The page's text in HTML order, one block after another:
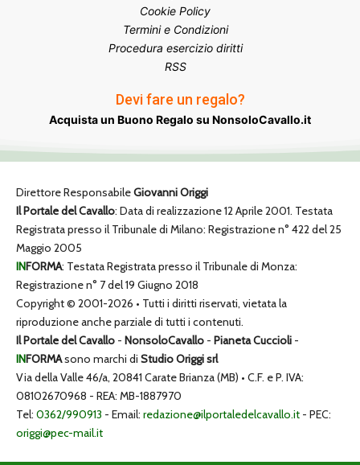
Cookie Policy
Termini e Condizioni
Procedura esercizio diritti
RSS
Devi fare un regalo?
Acquista un Buono Regalo su NonsoloCavallo.it
Direttore ResponsabileGiovanni Origgi
Il Portale del Cavallo: Data di realizzazione 12 Aprile 2001. Testata
Registrata presso il Tribunale di Milano: Registrazione n° 422 del 25
Maggio 2005
INFORMA: Testata Registrata presso il Tribunale di Monza:
Registrazione n° 7 del 19 Giugno 2018
Copyright © 2001-2026 • Tutti i diritti riservati, vietata la
riproduzione anche parziale di tutti i contenuti.
Il Portale del Cavallo - NonsoloCavallo - Pianeta Cuccioli -
INFORMAsono marchi di Studio Origgi srl
Via della Valle 46/a, 20841 Carate Brianza (MB) • C.F. e P. IVA:
08102670968 - REA: MB-1887970
Tel: 0362/990913 - Email: redazione@ilportaledelcavallo.it - PEC:
origgi@pec-mail.it